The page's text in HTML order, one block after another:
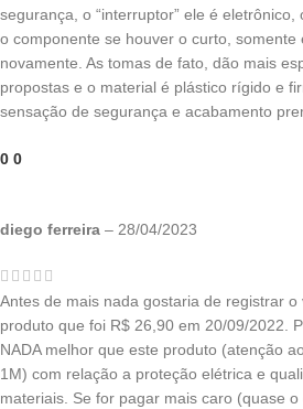
segurança, o “interruptor” ele é
o componente se houver o curto, somente
novamente. As tomas de fato, dão mais
propostas e o material é plástico rígido e
sensação de segurança e acabamento
0 0
diego ferreira – 28/04/2023
Antes de mais nada gostaria de registrar o
produto que foi R$ 26,90 em 20/09/2022.
NADA melhor que este produto (atenção
1M) com relação a proteção elétrica e
materiais. Se for pagar mais caro (quase